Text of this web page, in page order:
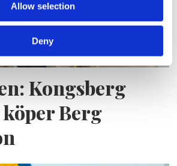
Allow selection
Deny
Kongsberg
Berg